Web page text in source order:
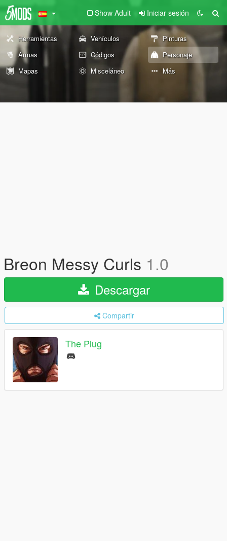
Show Adult Iniciar sesión
Herramientas Vehículos
Pinturas
Armas
Códigos
Personaje
Mapas
Misceláneo Más
Breon Messy Curls 1.0
Descargar
Compartir
The Plug